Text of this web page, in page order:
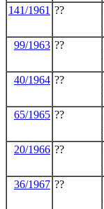
141/1961 ??
99/1963 ??
40/1964 ??
65/1965 ??
20/1966 ??
36/1967 ??